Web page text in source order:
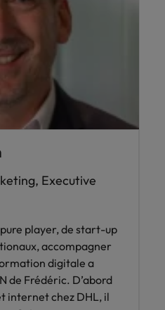
Executive
player, de start-up
accompagner
digitale a
de Frédéric. D’abord
internet chez DHL, il